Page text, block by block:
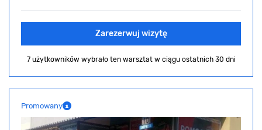
Zarezerwuj wizytę
7 użytkowników wybrało ten warsztat w ciągu ostatnich 30 dni
Promowany